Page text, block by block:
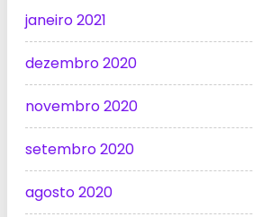
janeiro 2021
dezembro 2020
novembro 2020
setembro 2020
agosto 2020